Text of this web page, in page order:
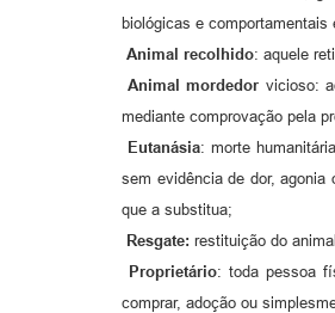
biológicas e
Animal recolhido: aquele
Animal mordedor vicioso:
mediante comprovação pela
Eutanásia: morte
sem evidência de dor, agonia
que a substitua;
Resgate: restituição do
Proprietário: toda pessoa
comprar, adoção ou